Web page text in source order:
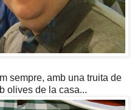
sempre, amb una truita de
olives de la casa...